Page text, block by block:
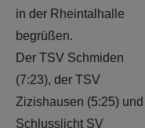
in der Rheintalhalle
begrüßen.
Der TSV Schmiden
(7:23), der TSV
Zizishausen (5:25) und
Schlusslicht SV